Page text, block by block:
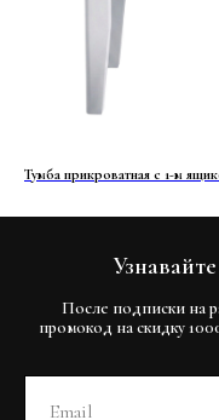
Тумба прикроватная с 1-м
После подписки на
промокод на скидку